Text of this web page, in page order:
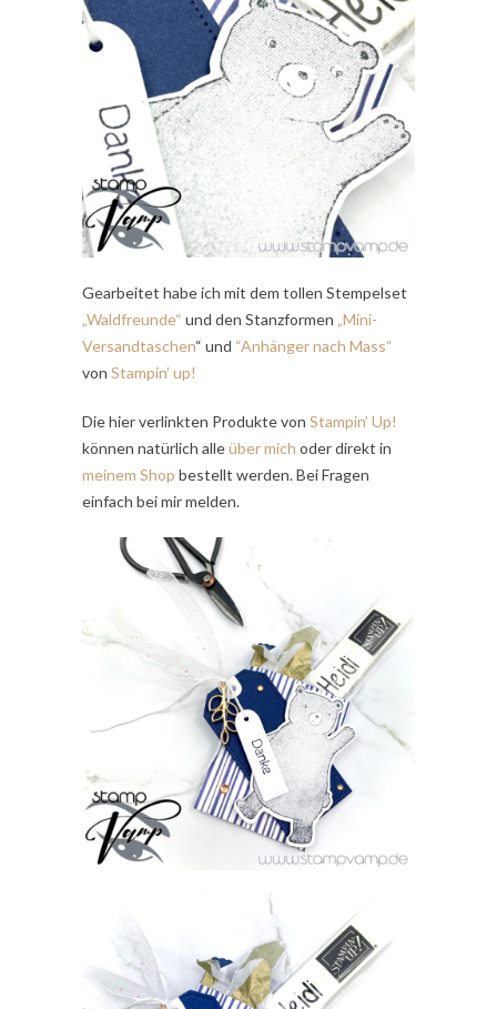
Gearbeitet habe ich mit dem tollen Stempelset
„Waldfreunde“ und den Stanzformen „Mini-
Versandtaschen“ und “Anhänger nach Mass“
von Stampin’ up!
Die hier verlinkten Produkte von Stampin’ Up!
können natürlich alleüber mich oder direkt in
meinem Shop bestellt werden. Bei Fragen
einfach bei mir melden.